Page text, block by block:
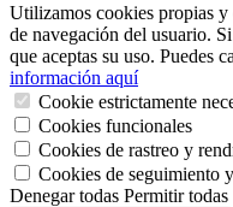
Utilizamos cookies propias y
de navegación del usuario.
que aceptas su uso. Puedes
información aquí
Cookie estrictamente
Cookies funcionales
Cookies de rastreo y
Cookies de seguimiento
Denegar todas Permitir todas